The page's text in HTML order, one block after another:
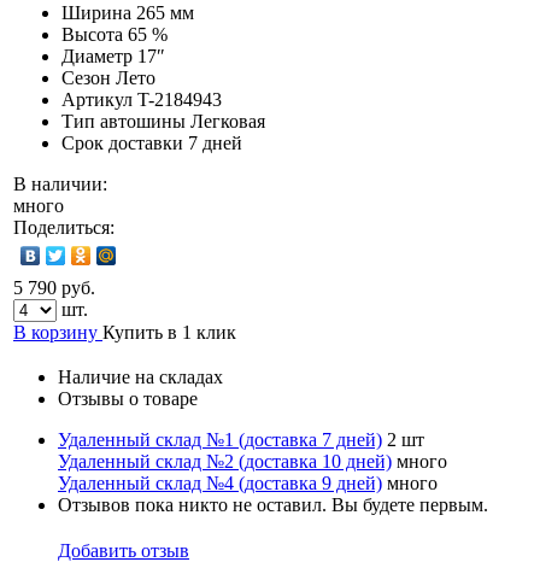
Ширина 265 мм
Высота 65 %
Диаметр 17″
Сезон Лето
Артикул T-2184943
Тип автошины Легковая
Срок доставки 7 дней
В наличии:
много
Поделиться:
5 790 руб.
шт.
В корзину Купить в 1 клик
Наличие на складах
Отзывы о товаре
Удаленный склад №1 (доставка 7 дней) 2 шт
Удаленный склад №2 (доставка 10 дней) много
Удаленный склад №4 (доставка 9 дней) много
Отзывов пока никто не оставил. Вы будете первым.
Добавить отзыв